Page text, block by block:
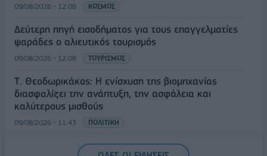
09/08/2026 - 12:08 ΚΟΣΜΟΣ
Δεύτερη πηγή εισοδήματος για τους επαγγελματίες
ψαράδες ο αλιευτικός τουρισμός
09/08/2026 - 12:08 ΤΟΥΡΙΣΜΟΣ
Τ. Θεοδωρικάκος: Η ενίσχυση της βιομηχανίας
διασφαλίζει την ανάπτυξη, την ασφάλεια και
καλύτερους μισθούς
09/08/2026 - 11:43 ΠΟΛΙΤΙΚΗ
Υπ. Μεταφορών: Οριστική λύση στο ζήτημα των